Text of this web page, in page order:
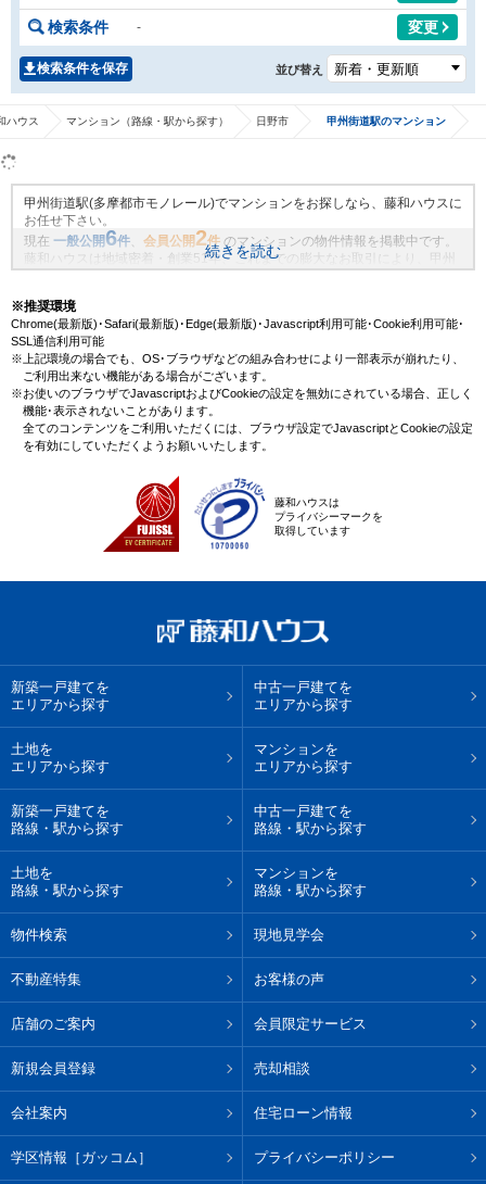
検索条件 - 変更
検索条件を保存 並び替え
ハウス マンション（路線・駅から探す） 日野市 甲州街道駅のマンション
甲州街道駅(多摩都市モノレール)でマンションをお探しなら、藤和ハウスに
お任せ下さい。
現在 一般公開6件 会員公開2件 のマンションの物件情報を掲載中です。
藤和ハウスは地域密着・創業51年、これまでの膨大なお取引により、甲州
街道駅(多摩都市モノレール)の新規物件情報や、未公開不動産物件情報も沢
んか？
続きを読む
※推奨環境
Chrome(最新版)･Safari(最新版)･Edge(最新版)･Javascript利用可能･Cookie利用可能･
SSL通信利用可能
※上記環境の場合でも、OS･ブラウザなどの組み合わせにより一部表示が崩れたり、
ご利用出来ない機能がある場合がございます。
※お使いのブラウザでJavascriptおよびCookieの設定を無効にされている場合、正しく
機能･表示されないことがあります。
全てのコンテンツをご利用いただくには、ブラウザ設定でJavascriptとCookieの設定
を有効にしていただくようお願いいたします。
藤和ハウスは
プライバシーマークを
取得しています
新築一戸建てを
エリアから探す
中古一戸建てを
エリアから探す
土地を
エリアから探す
マンションを
エリアから探す
新築一戸建てを
路線・駅から探す
中古一戸建てを
路線・駅から探す
土地を
路線・駅から探す
マンションを
路線・駅から探す
物件検索 現地見学会
不動産特集 お客様の声
店舗のご案内 会員限定サービス
新規会員登録 売却相談
会社案内 住宅ローン情報
学区情報［ガッコム］ プライバシーポリシー